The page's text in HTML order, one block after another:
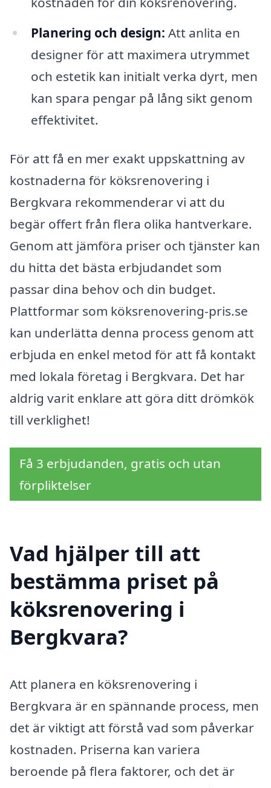
Planering och design: Att anlita en
designer för att maximera utrymmet
och estetik kan initialt verka dyrt, men
kan spara pengar på lång sikt genom
effektivitet.
För att få en mer exakt uppskattning av
kostnaderna för köksrenovering i
Bergkvara rekommenderar vi att du
begär offert från flera olika hantverkare.
Genom att jämföra priser och tjänster kan
du hitta det bästa erbjudandet som
passar dina behov och din budget.
Plattformar som köksrenovering-pris.se
kan underlätta denna process genom att
erbjuda en enkel metod för att få kontakt
med lokala företag i Bergkvara. Det har
aldrig varit enklare att göra ditt drömkök
till verklighet!
Få 3 erbjudanden, gratis och utan
förpliktelser
Vad hjälper till att
bestämma priset på
köksrenovering i
Bergkvara?
Att planera en köksrenovering i
Bergkvara är en spännande process, men
det är viktigt att förstå vad som påverkar
kostnaden. Priserna kan variera
beroende på flera faktorer, och det är